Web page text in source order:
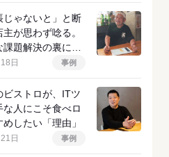
じゃないと」と断
が思わず唸る。
題解決の裏にあ
物語
日 事例
ビストロが、ITツ
な人にこそ食べロ
したい「理由」
日 事例